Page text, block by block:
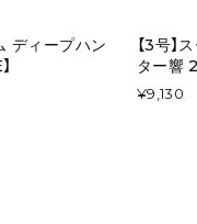
ディープハン
【3号
ター響
¥9,130